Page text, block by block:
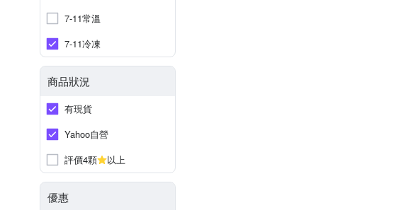
7-11常溫
7-11冷凍
商品狀況
有現貨
Yahoo自營
評價4顆
以上
優惠